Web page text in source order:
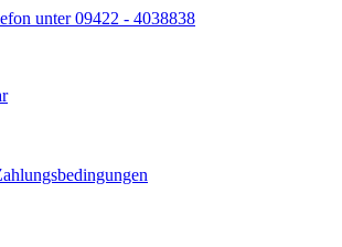
unter 09422 - 4038838